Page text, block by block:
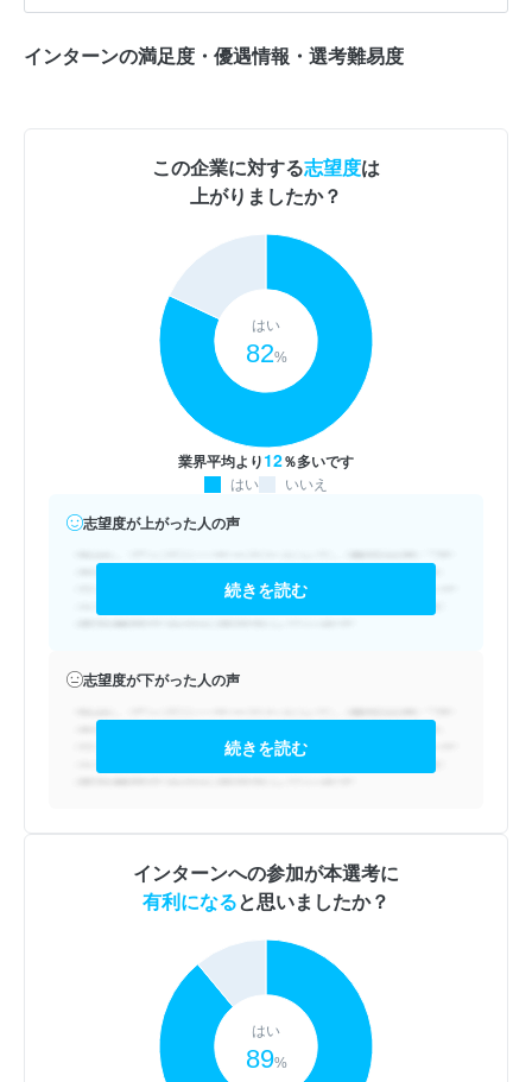
インターンの満足度・優遇情報・選考難易度
この企業に対する志望度は
上がりましたか？
業界平均より12％多いです
はい
82%
はい いいえ
志望度が上がった人の声
続きを読む
志望度が下がった人の声
続きを読む
インターンへの参加が本選考に
有利になると思いましたか？
はい
89%